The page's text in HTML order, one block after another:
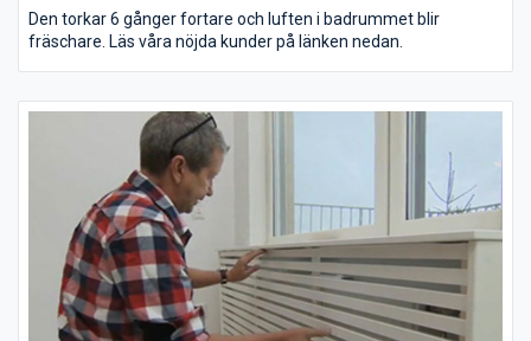
Den torkar 6 gånger fortare och luften i badrummet blir
fräschare. Läs våra nöjda kunder på länken nedan.